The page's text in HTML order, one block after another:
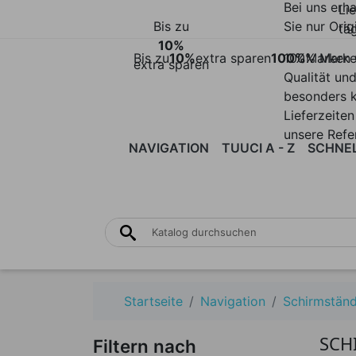
Bis zu10%extra sparen
Bis zu
10%
extra sparen
100%Marken
Bei uns
Sie nur
100%
Qualität und
besonders
unsere
NAVIGATION TUUCI A - Z
Flex
Bay
Bay
Startseite Navigation
Filtern nach